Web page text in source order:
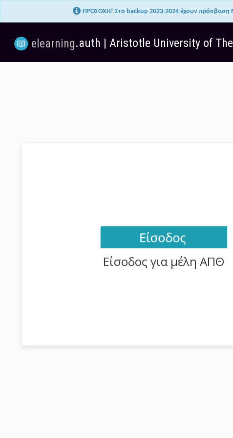
ΠΡΟΣΟΧΗ! Στο backup 2023-2024 έχουν πρόσβαση
elearning.auth | Aristotle University of
Help
Contact
Είσοδος για μέλη ΑΠΘ